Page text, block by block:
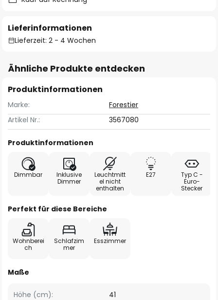
Lieferinformationen
Lieferzeit: 2 - 4 Wochen
Ähnliche Produkte entdecken
Produktinformationen
Marke:
Forestier
Artikel Nr.:
3567080
Produktinformationen
Dimmbar
Inklusive
Dimmer
Leuchtmitt
el nicht
enthalten
E27
Typ C -
Euro-
Stecker
Perfekt für diese Bereiche
Wohnberei
ch
Schlafzim
mer
Esszimmer
Maße
Höhe (cm):
41